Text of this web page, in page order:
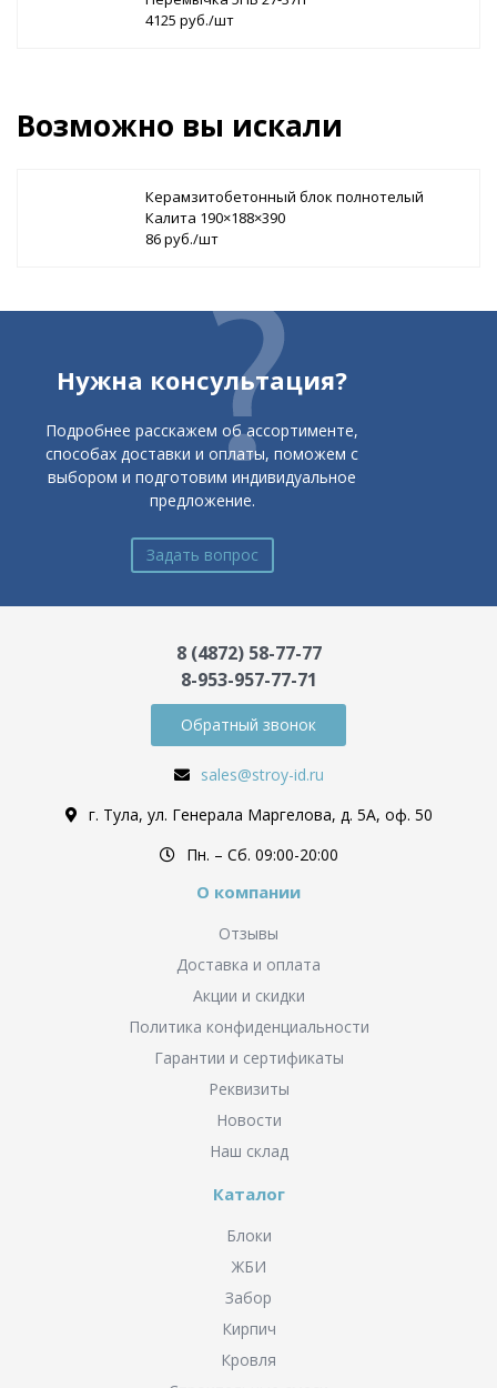
4125 руб./шт
Возможно вы искали
Керамзитобетонный блок полнотелый
Калита 190×188×390
86 руб./шт
Нужна консультация?
Подробнее расскажем об ассортименте,
способах доставки и оплаты, поможем с
выбором и подготовим индивидуальное
предложение.
Задать вопрос
8 (4872) 58-77-77
8-953-957-77-71
Обратный звонок
sales@stroy-id.ru
г. Тула, ул. Генерала Маргелова, д. 5А, оф. 50
Пн. – Cб. 09:00-20:00
О компании
Отзывы
Доставка и оплата
Акции и скидки
Политика конфиденциальности
Гарантии и сертификаты
Реквизиты
Новости
Наш склад
Каталог
Блоки
ЖБИ
Забор
Кирпич
Кровля